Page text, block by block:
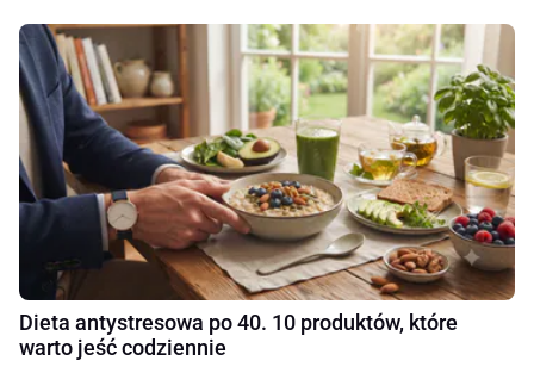
Dieta antystresowa po 40. 10 produktów, które
warto jeść codziennie